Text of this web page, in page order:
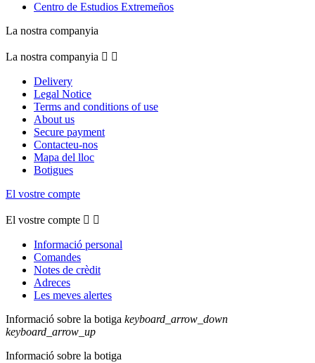
Centro de Estudios Extremeños
La nostra companyia
La nostra companyia  
Delivery
Legal Notice
Terms and conditions of use
About us
Secure payment
Contacteu-nos
Mapa del lloc
Botigues
El vostre compte
El vostre compte  
Informació personal
Comandes
Notes de crèdit
Adreces
Les meves alertes
Informació sobre la botiga keyboard_arrow_down
keyboard_arrow_up
Informació sobre la botiga